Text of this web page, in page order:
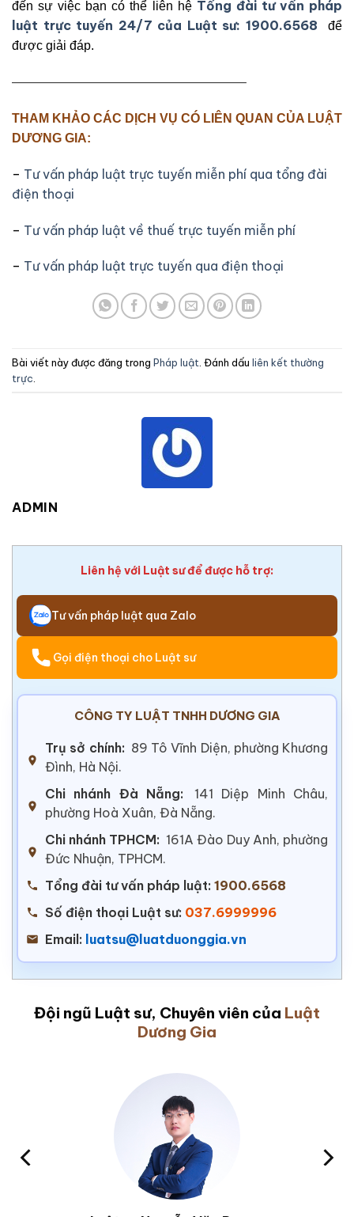
đến sự việc bạn có thể liên hệ Tổng đài tư vấn pháp
luật trực tuyến 24/7 của Luật sư: 1900.6568
để
được giải đáp.
——————————————————–
THAM KHẢO CÁC DỊCH VỤ CÓ LIÊN QUAN CỦA LUẬT
DƯƠNG GIA:
– Tư vấn pháp luật trực tuyến miễn phí qua tổng đài
điện thoại
– Tư vấn pháp luật về thuế trực tuyến miễn phí
– Tư vấn pháp luật trực tuyến qua điện thoại
Bài viết này được đăng trong Pháp luật . Đánh dấu liên kết thường
trực
ADMIN
Liên hệ với Luật sư để được hỗ trợ:
Tư vấn pháp luật qua Zalo
Gọi điện thoại cho Luật sư
CÔNG TY LUẬT TNHH DƯƠNG GIA
Trụ sở chính: 89 Tô Vĩnh Diện, phường Khương
Đình, Hà Nội.
Chi nhánh Đà Nẵng:
141 Diệp Minh Châu,
phường Hoà Xuân, Đà Nẵng.
Chi nhánh TPHCM: 161A Đào Duy Anh, phường
Đức Nhuận, TPHCM.
Tổng đài tư vấn pháp luật: 1900.6568
Số điện thoại Luật sư: 037.6999996
Email: luatsu@luatduonggia.vn
Đội ngũ Luật sư, Chuyên viên của Luật
Dương Gia